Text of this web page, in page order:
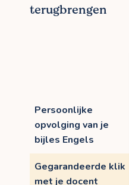
terugbrengen
Persoonlijke
opvolging van je
bijles Engels
Gegarandeerde klik
met je docent